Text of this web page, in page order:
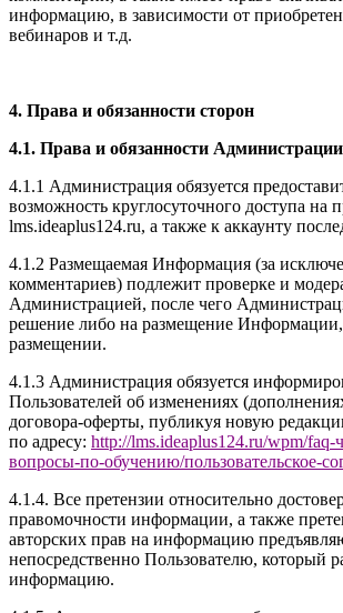
информацию, в зависимости от
вебинаров и т.д.
4. Права и обязанности сторон
4.1. Права и обязанности
4.1.1 Администрация обязуется
возможность круглосуточного доступа на
lms.ideaplus124.ru, а также к аккаунту
4.1.2 Размещаемая Информация (за
комментариев) подлежит проверке и
Администрацией, после чего
решение либо на размещение Информации,
размещении.
4.1.3 Администрация обязуется
Пользователей об изменениях
договора-оферты, публикуя новую
по адресу: http://lms.ideaplus124.ru/wpm/faq-
вопросы-по-обучению/пользовательское-
4.1.4. Все претензии относительно
правомочности информации, а также
авторских прав на информацию
непосредственно Пользователю, который
информацию.